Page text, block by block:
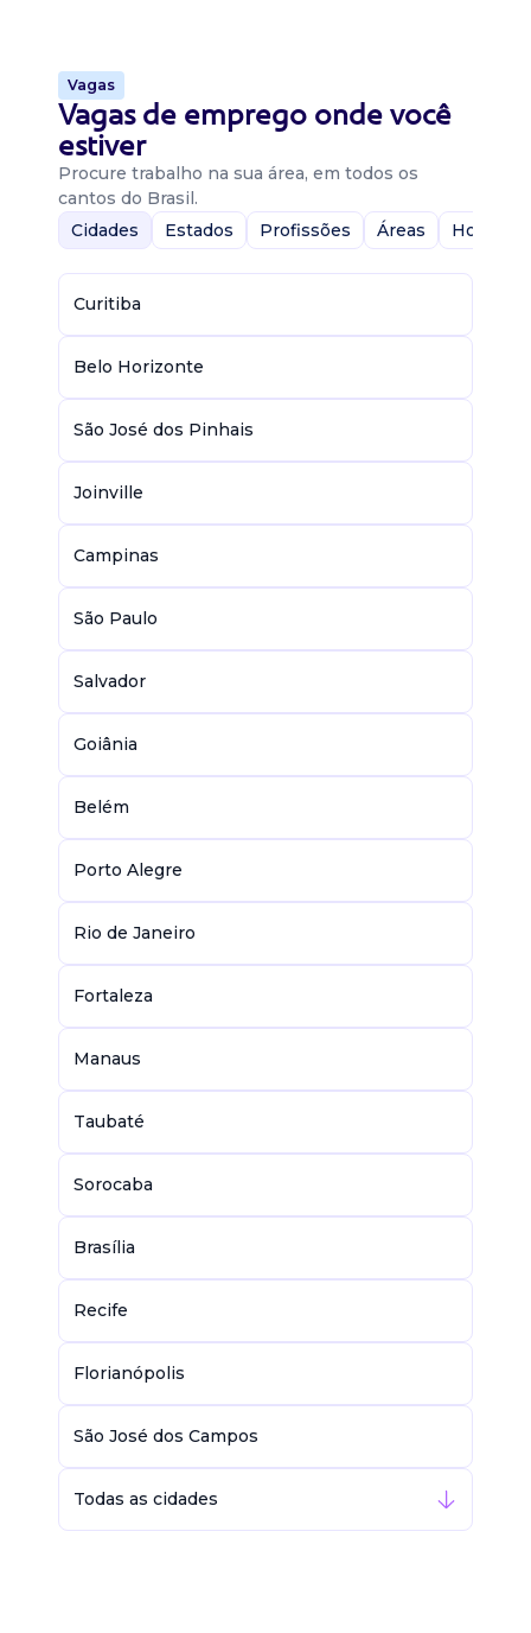
Vagas
Vagas de emprego onde você
estiver
Procure trabalho na sua área, em todos os
cantos do Brasil.
Cidades
Estados Profissões Áreas Home-
Curitiba
Belo Horizonte
São José dos Pinhais
Joinville
Campinas
São Paulo
Salvador
Goiânia
Belém
Porto Alegre
Rio de Janeiro
Fortaleza
Manaus
Taubaté
Sorocaba
Brasília
Recife
Florianópolis
São José dos Campos
Todas as cidades